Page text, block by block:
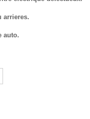
arrieres.
auto.